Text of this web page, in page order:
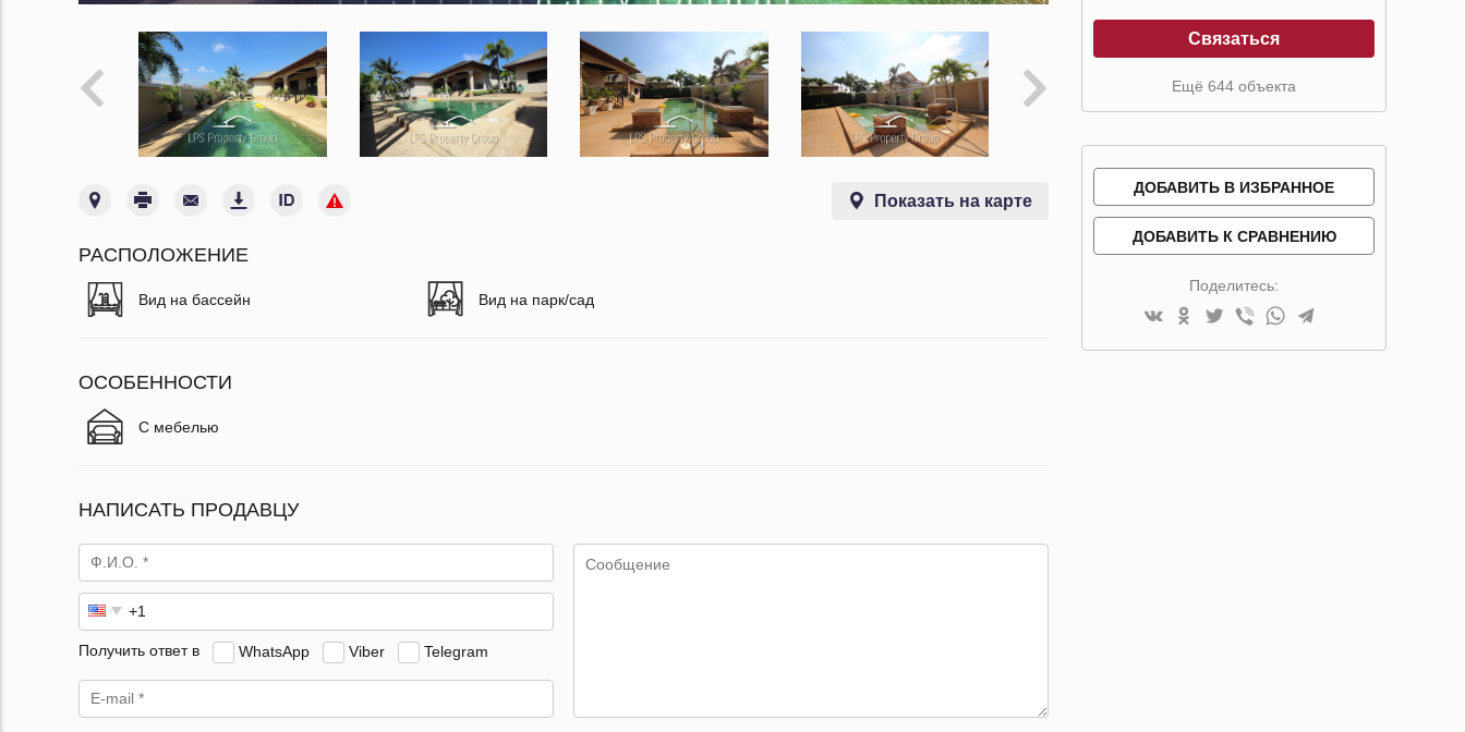
Показать на карте
РАСПОЛОЖЕНИЕ
Вид на бассейн Вид на парк/сад
ОСОБЕННОСТИ
С мебелью
НАПИСАТЬ ПРОДАВЦУ
Получить ответ в WhatsApp Viber Telegram
Связаться
Ещё 644 объекта
ДОБАВИТЬ В ИЗБРАННОЕ
ДОБАВИТЬ К СРАВНЕНИЮ
Поделитесь: